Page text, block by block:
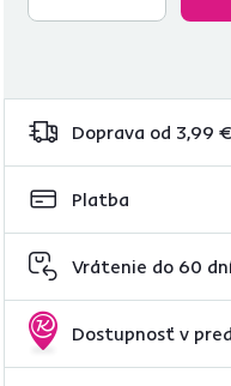
Doprava od 3,99 €
Platba
Vrátenie do 60
Dostupnosť v